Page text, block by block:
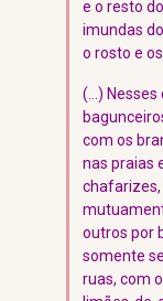
e o resto
imundas
o rosto e
(…) Nesses
com os
nas praias
chafarizes,
outros por
somente
ruas, com